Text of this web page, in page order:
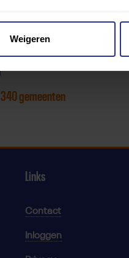
Weigeren
340 gemeenten
Links
Contact
Inloggen